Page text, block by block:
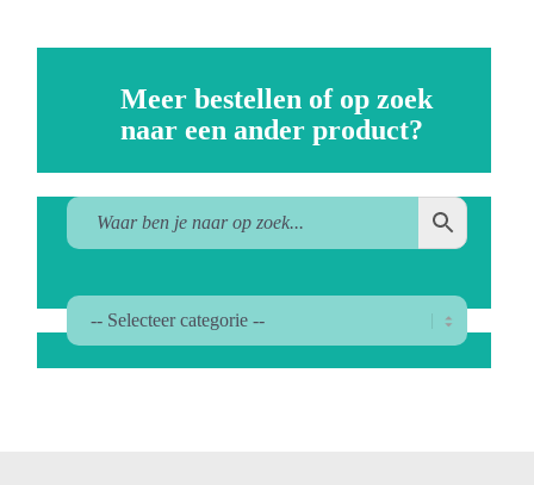
Meer bestellen of op zoek
naar een ander product?